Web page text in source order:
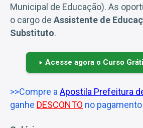
Municipal de Educação). As
o cargo de Assistente de
Substituto.
Acesse agora o Curso
>>Compre aApostila Prefeitura
ganhe DESCONTO no